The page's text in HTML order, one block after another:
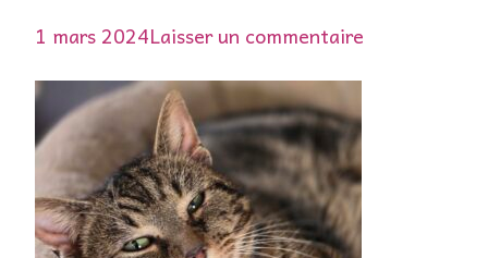
1 mars 2024Laisser un commentaire